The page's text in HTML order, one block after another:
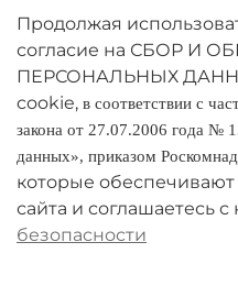
Оферта
Политика
Оплата и доставка
Условия обмена и
Реквизиты
Продолжая
согласие на СБОР И
ПЕРСОНАЛЬНЫХ
cookie, в соответствии с
закона от 27.07.2006 года №
данных», приказом
которые
сайта и соглашаетесь
безопасности